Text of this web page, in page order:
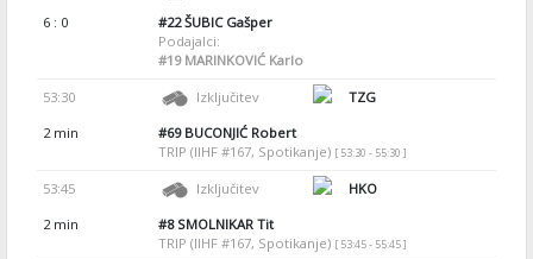
6 : 0
#22ŠUBIC Gašper
Podajalci:
#19MARINKOVIĆ Karlo
53:30 Izključitev
TZG
2 min
#69BUCONJIĆ Robert
TRIP (IIHF #167, Spotikanje) [ 53:30 - 55:30 ]
53:45 Izključitev
HKO
2 min
#8SMOLNIKAR Tit
TRIP (IIHF #167, Spotikanje) [ 53:45 - 55:45 ]